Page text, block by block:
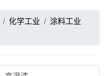
化学工业
涂料工业